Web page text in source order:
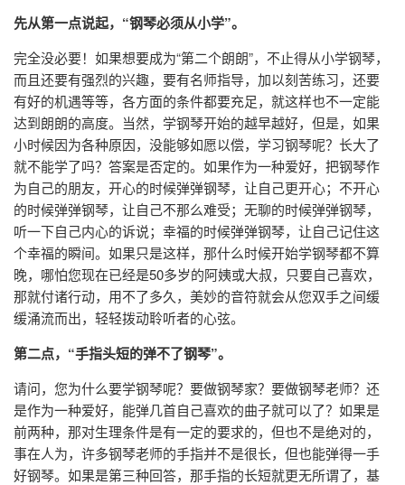
先从第一点说起，“钢琴必须从小学”。
完全没必要！如果想要成为“第二个朗朗”，不止得从小学钢琴，
而且还要有强烈的兴趣，要有名师指导，加以刻苦练习，还要
有好的机遇等等，各方面的条件都要充足，就这样也不一定能
达到朗朗的高度。当然，学钢琴开始的越早越好，但是，如果
小时候因为各种原因，没能够如愿以偿，学习钢琴呢？长大了
就不能学了吗？答案是否定的。如果作为一种爱好，把钢琴作
为自己的朋友，开心的时候弹弹钢琴，让自己更开心；不开心
的时候弹弹钢琴，让自己不那么难受；无聊的时候弹弹钢琴，
听一下自己内心的诉说；幸福的时候弹弹钢琴，让自己记住这
个幸福的瞬间。如果只是这样，那什么时候开始学钢琴都不算
晚，哪怕您现在已经是50多岁的阿姨或大叔，只要自己喜欢，
那就付诸行动，用不了多久，美妙的音符就会从您双手之间缓
缓涌流而出，轻轻拨动聆听者的心弦。
第二点，“手指头短的弹不了钢琴”。
请问，您为什么要学钢琴呢？要做钢琴家？要做钢琴老师？还
是作为一种爱好，能弹几首自己喜欢的曲子就可以了？如果是
前两种，那对生理条件是有一定的要求的，但也不是绝对的，
事在人为，许多钢琴老师的手指并不是很长，但也能弹得一手
好钢琴。如果是第三种回答，那手指的长短就更无所谓了，基